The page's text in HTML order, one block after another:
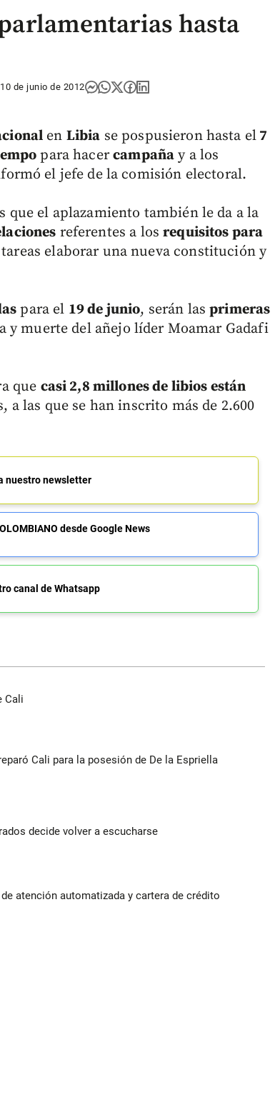
hasta
10 de junio de 2012
en Libia se pospusieron hasta el 7
para hacercampaña y a los
el jefe de la comisión electoral.
que el aplazamiento también le da a la
referentes a losrequisitos para
elaborar una nueva constitución y
para el 19 de junio, serán lasprimeras
y muerte del añejo líder Moamar Gadafi
que casi 2,8 millones de libios están
a las que se han inscrito más de 2.600
nuestro newsletter
desde Google News
canal de Whatsapp
Cali
Cali para la posesión de De la Espriella
decide volver a escucharse
atención automatizada y cartera de crédito